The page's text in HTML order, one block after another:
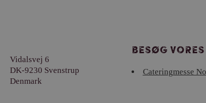
Vidalsvej 6
DK-9230 Svenstrup
Denmark
Besøg
Cateringmesse